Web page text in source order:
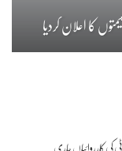
کا اعلان کردیا
کارروائیاں جاری